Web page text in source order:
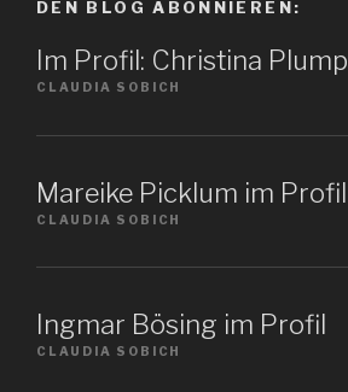
DEN BLOG ABONNIEREN:
Im Profil: Christina Plump
CLAUDIA SOBICH
Mareike Picklum im Profil
CLAUDIA SOBICH
Ingmar Bösing im Profil
CLAUDIA SOBICH